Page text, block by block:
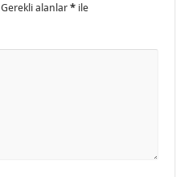
Gerekli alanlar* ile